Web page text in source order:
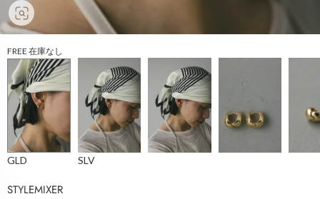
FREE 在庫なし
GLD SLV
STYLEMIXER